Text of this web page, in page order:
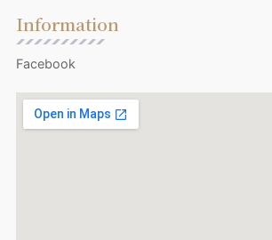
Information
Facebook